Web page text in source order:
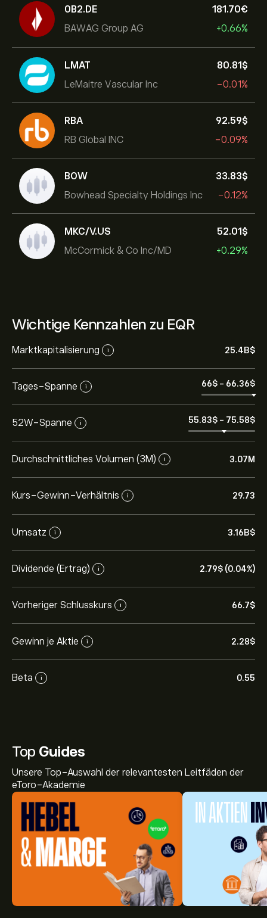
0B2.DE
BAWAG Group AG
181.70‎€‎
+0.66%
LMAT
LeMaitre Vascular Inc
80.81‎$‎
-0.01%
RBA
RB Global INC
92.59‎$‎
-0.09%
BOW
Bowhead Specialty Holdings Inc
33.83‎$‎
-0.12%
MKC/V.US
McCormick & Co Inc/MD
52.01‎$‎
+0.29%
Wichtige Kennzahlen zu EQR
Marktkapitalisierung i 25.4B‎$‎
Tages-Spanne i 66‎$‎ - 66.36‎$‎
52W-Spanne i 55.83‎$‎ - 75.58‎$‎
Durchschnittliches Volumen (3M) i 3.07M
Kurs-Gewinn-Verhältnis i 29.73
Umsatz i 3.16B‎$‎
Dividende (Ertrag) i 2.79‎$‎ (0.04%)
Vorheriger Schlusskurs i 66.7‎$‎
Gewinn je Aktie i 2.28‎$‎
Beta i 0.55
Top Guides
Unsere Top-Auswahl der relevantesten Leitfäden der
eToro-Akademie